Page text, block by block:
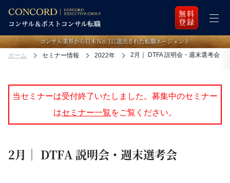
無料
登録
コンサル業界から日本Ｎo.1に選出された転職エージェント
ホーム セミナー情報 2022年 2月｜ DTFA 説明会・週末選考会
当セミナーは受付終了いたしました。募集中のセミナー
はセミナー一覧をご覧ください。
2月｜ DTFA 説明会・週末選考会